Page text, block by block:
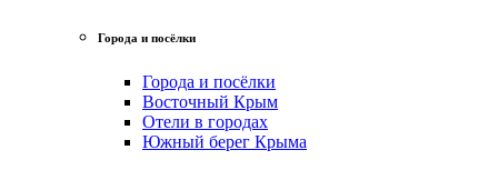
Города и посёлки
Города и посёлки
Восточный Крым
Отели в городах
Южный берег Крыма